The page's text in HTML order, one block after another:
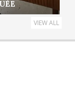
VIEW ALL